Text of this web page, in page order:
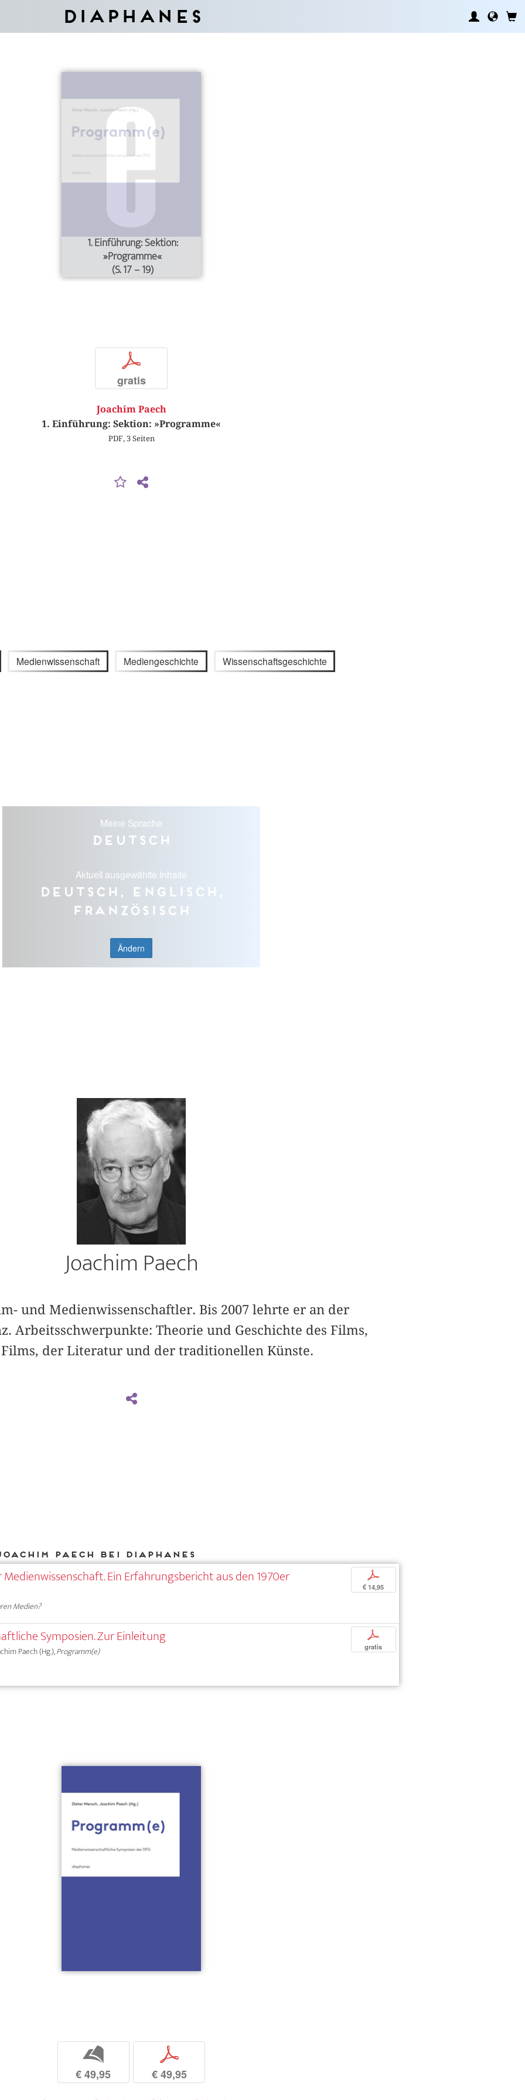
Diaphanes
1. Einführung: Sektion:
»Programme«
(S. 17 – 19)
p
gratis
Joachim Paech
1. Einführung: Sektion: »Programme«
PDF, 3 Seiten
Medienwissenschaft Mediengeschichte Wissenschaftsgeschichte
Meine Sprache
Deutsch
Aktuell ausgewählte Inhalte
Deutsch, Englisch,
Französisch
Ändern
Joachim Paech
und Medienwissenschaftler. Bis 2007 lehrte er an der
Arbeitsschwerpunkte: Theorie und Geschichte des Films,
der Literatur und der traditionellen Künste.
Paech bei DIAPHANES
Ein Erfahrungsbericht aus den 1970er
Medien?
p
€ 14,95
Symposien. Zur Einleitung
Paech (Hg.),Programm(e)
p
gratis
b
€ 49,95
p
€ 49,95